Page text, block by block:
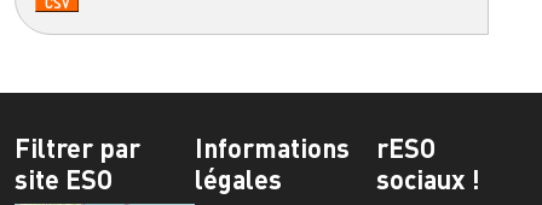
Filtrer par
site ESO
Informations
légales
rESO
sociaux !